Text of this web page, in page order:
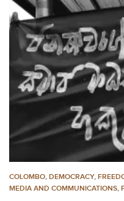
COLOMBO, DEMOCRACY,
MEDIA AND COMMUNICATIONS,